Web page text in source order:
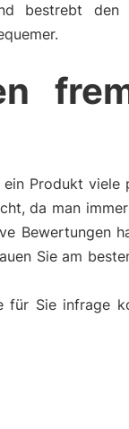
bestrebt den
ein Produkt viele
da man
Bewertungen
Sie am
für Sie infrage